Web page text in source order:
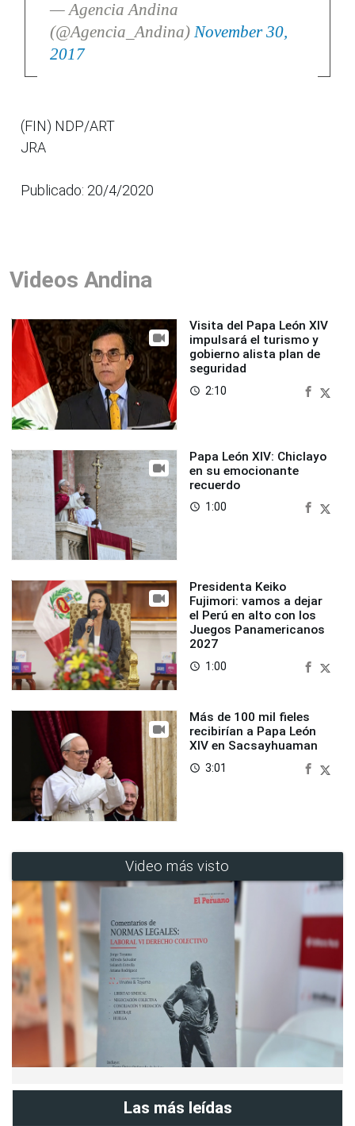
— Agencia Andina
(@Agencia_Andina) November 30,
2017
(FIN) NDP/ART
JRA
Publicado: 20/4/2020
Videos Andina
Visita del Papa León XIV
impulsará el turismo y
gobierno alista plan de
seguridad
access_time 2:10
Papa León XIV: Chiclayo
en su emocionante
recuerdo
access_time 1:00
Presidenta Keiko
Fujimori: vamos a dejar
el Perú en alto con los
Juegos Panamericanos
2027
access_time 1:00
Más de 100 mil fieles
recibirían a Papa León
XIV en Sacsayhuaman
access_time 3:01
Video más visto
Las más leídas